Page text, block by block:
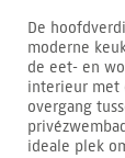
De
moderne
de eet- en
interieur met
overgang
ideale plek